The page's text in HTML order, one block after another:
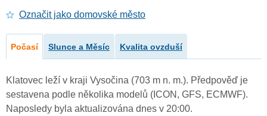
Označit jako domovské město
Počasí Slunce a Měsíc Kvalita ovzduší
Klatovec leží v kraji Vysočina (703 m n. m.). Předpověď je
sestavena podle několika modelů (ICON, GFS, ECMWF).
Naposledy byla aktualizována dnes v 20:00.